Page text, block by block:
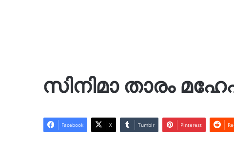
സിനിമാ താരം
Facebook X Tumblr Pinterest